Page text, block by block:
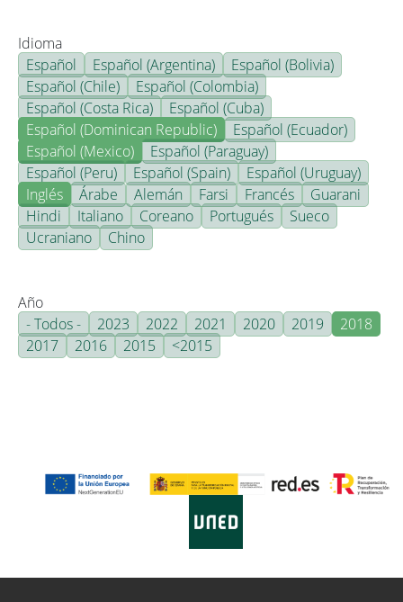
Idioma
Español
Español (Argentina)
Español (Bolivia)
Español (Chile)
Español (Colombia)
Español (Costa Rica)
Español (Cuba)
Español (Dominican Republic)
Español (Ecuador)
Español (Mexico)
Español (Paraguay)
Español (Peru)
Español (Spain)
Español (Uruguay)
Inglés
Árabe Alemán Farsi Francés
Guarani
Hindi
Italiano Coreano Portugués
Sueco
Ucraniano
Chino
Año
- Todos -
2023 2022 2021 2020 2019
2018
2017
2016 2015 <2015